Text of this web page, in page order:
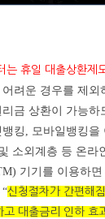
는 휴일 대출상환제
려운 경우를 제외
금 상환이 가능하
킹, 모바일뱅킹을
소외계층 등 온라
기기를 이용하면
신청절차가 간편해
대출금리 인하 효